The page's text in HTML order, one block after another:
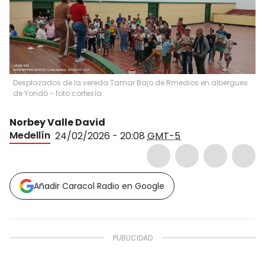
Desplazados de la vereda Tamar Bajo de Rmedios en albergues
de Yondó - foto cortesía
Norbey Valle David
Medellín 24/02/2026 - 20:08 GMT-5
Añadir Caracol Radio en Google